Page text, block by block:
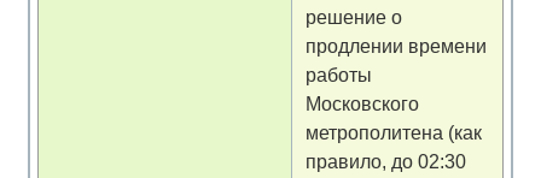
решение о
продлении времени
работы
Московского
метрополитена (как
правило, до 02:30